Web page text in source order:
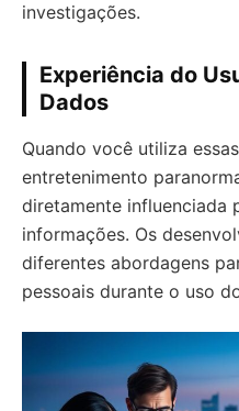
investigações.
Experiência do
Dados
Quando você utiliza
entretenimento
diretamente influenciada
informações. Os
diferentes abordagens
pessoais durante o uso